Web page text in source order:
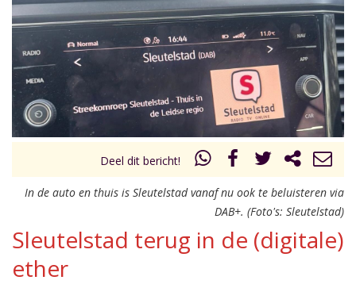
21.00 - 0.00 uur
Vorig uur
uur 1 van 0 Volgend uur
Deel dit bericht!
In de auto en thuis is Sleutelstad vanaf nu ook te beluisteren via
DAB+. (Foto's: Sleutelstad)
Sleutelstad terug in de (digitale)
ether